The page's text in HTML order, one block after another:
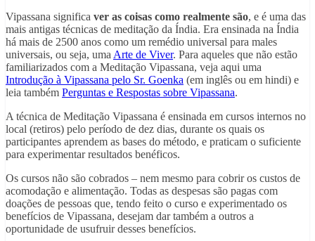
Vipassana significa ver as coisas como realmente são, e é uma das
mais antigas técnicas de meditação da Índia. Era ensinada na Índia
há mais de 2500 anos como um remédio universal para males
universais, ou seja, uma Arte de Viver. Para aqueles que não estão
familiarizados com a Meditação Vipassana, veja aqui uma
Introdução à Vipassana pelo Sr. Goenka (em inglês ou em hindi) e
leia também Perguntas e Respostas sobre Vipassana.
A técnica de Meditação Vipassana é ensinada em cursos internos no
local (retiros) pelo período de dez dias, durante os quais os
participantes aprendem as bases do método, e praticam o suficiente
para experimentar resultados benéficos.
Os cursos não são cobrados – nem mesmo para cobrir os custos de
acomodação e alimentação. Todas as despesas são pagas com
doações de pessoas que, tendo feito o curso e experimentado os
benefícios de Vipassana, desejam dar também a outros a
oportunidade de usufruir desses benefícios.